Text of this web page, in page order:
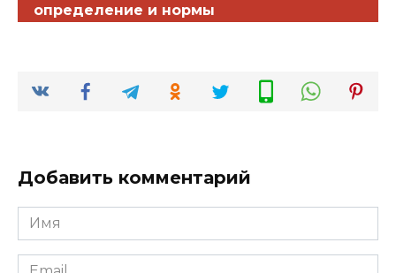
определение и нормы
Добавить комментарий
Имя
*
Email